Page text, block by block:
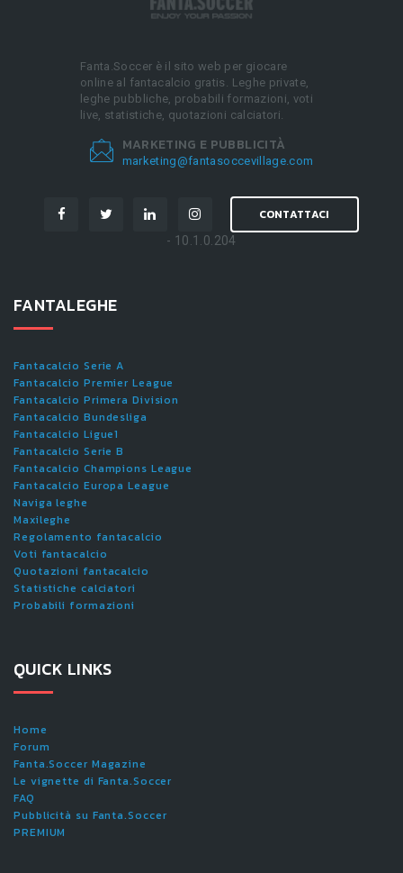
Fanta.Soccer è il sito web per giocare
online al fantacalcio gratis. Leghe private,
leghe pubbliche, probabili formazioni, voti
live, statistiche, quotazioni calciatori.
MARKETING E PUBBLICITÀ
marketing@fantasoccevillage.com
CONTATTACI
- 10.1.0.204
FANTALEGHE
Fantacalcio Serie A
Fantacalcio Premier League
Fantacalcio Primera Division
Fantacalcio Bundesliga
Fantacalcio Ligue1
Fantacalcio Serie B
Fantacalcio Champions League
Fantacalcio Europa League
Naviga leghe
Maxileghe
Regolamento fantacalcio
Voti fantacalcio
Quotazioni fantacalcio
Statistiche calciatori
Probabili formazioni
QUICK LINKS
Home
Forum
Fanta.Soccer Magazine
Le vignette di Fanta.Soccer
FAQ
Pubblicità su Fanta.Soccer
PREMIUM